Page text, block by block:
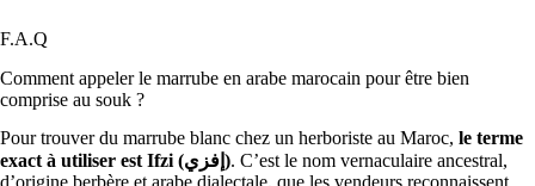
F.A.Q
Comment appeler le marrube en arabe marocain pour être bien
comprise au souk ?
Pour trouver du marrube blanc chez un herboriste au Maroc, le terme
exact à utiliser est Ifzi (إفزي). C’est le nom vernaculaire ancestral,